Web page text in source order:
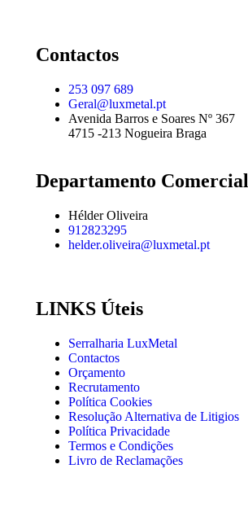
Contactos
253 097 689
Geral@luxmetal.pt
Avenida Barros e Soares Nº 367
4715 -213 Nogueira Braga
Departamento Comercial
Hélder Oliveira
912823295
helder.oliveira@luxmetal.pt
LINKS Úteis
Serralharia LuxMetal
Contactos
Orçamento
Recrutamento
Política Cookies
Resolução Alternativa de Litigios
Política Privacidade
Termos e Condições
Livro de Reclamações